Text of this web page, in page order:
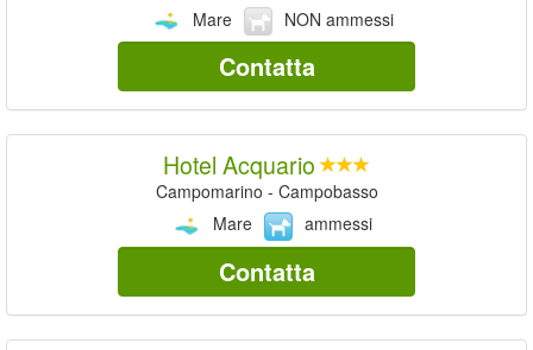
Mare
NON ammessi
Contatta
Hotel Acquario
Campomarino - Campobasso
Mare
ammessi
Contatta